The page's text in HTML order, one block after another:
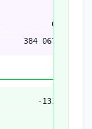
0
384 067
-131